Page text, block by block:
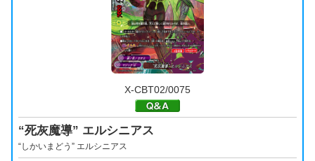
X-CBT02/0075
“死灰魔導” エルシニアス
“しかいまどう” エルシニアス